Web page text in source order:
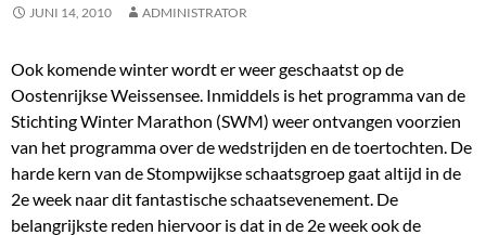
JUNI 14, 2010 ADMINISTRATOR
Ook komende winter wordt er weer geschaatst op de
Oostenrijkse Weissensee. Inmiddels is het programma van de
Stichting Winter Marathon (SWM) weer ontvangen voorzien
van het programma over de wedstrijden en de toertochten. De
harde kern van de Stompwijkse schaatsgroep gaat altijd in de
2e week naar dit fantastische schaatsevenement. De
belangrijkste reden hiervoor is dat in de 2e week ook de